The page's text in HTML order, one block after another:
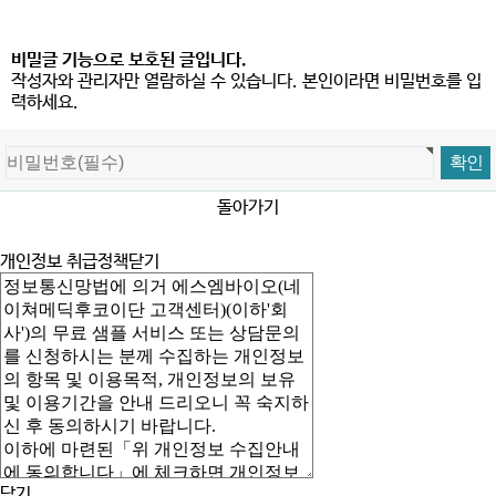
비밀글 기능으로 보호된 글입니다.
작성자와 관리자만 열람하실 수 있습니다. 본인이라면 비밀번호를 입
력하세요.
돌아가기
개인정보 취급정책닫기